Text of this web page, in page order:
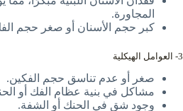
المجاورة.
كبر حجم الأسنان أو صغر حجم
3- العوامل الهيكلية
صغر أو عدم تناسق حجم الفكين.
مشاكل في بنية عظام الفك أو
وجود شق في الحنك أو الشفة.